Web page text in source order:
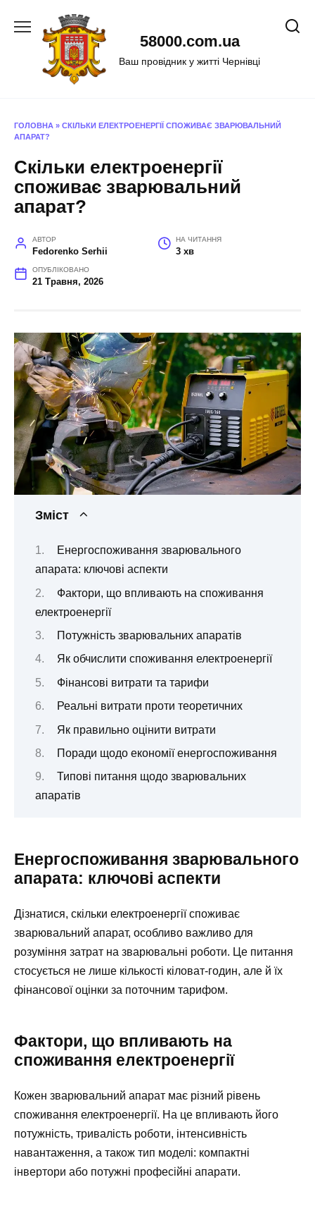
58000.com.ua
Ваш провідник у житті Чернівці
ГОЛОВНА » СКІЛЬКИ ЕЛЕКТРОЕНЕРГІЇ СПОЖИВАЄ ЗВАРЮВАЛЬНИЙ
АПАРАТ?
Скільки електроенергії
споживає зварювальний
апарат?
АВТОР
Fedorenko Serhii
НА ЧИТАННЯ
3 хв
ОПУБЛІКОВАНО
21 Травня, 2026
Зміст
Енергоспоживання зварювального
апарата: ключові аспекти
Фактори, що впливають на споживання
електроенергії
Потужність зварювальних апаратів
Як обчислити споживання електроенергії
Фінансові витрати та тарифи
Реальні витрати проти теоретичних
Як правильно оцінити витрати
Поради щодо економії енергоспоживання
Типові питання щодо зварювальних
апаратів
Енергоспоживання зварювального
апарата: ключові аспекти
Дізнатися, скільки електроенергії споживає
зварювальний апарат, особливо важливо для
розуміння затрат на зварювальні роботи. Це питання
стосується не лише кількості кіловат-годин, але й їх
фінансової оцінки за поточним тарифом.
Фактори, що впливають на
споживання електроенергії
Кожен зварювальний апарат має різний рівень
споживання електроенергії. На це впливають його
потужність, тривалість роботи, інтенсивність
навантаження, а також тип моделі: компактні
інвертори або потужні професійні апарати.